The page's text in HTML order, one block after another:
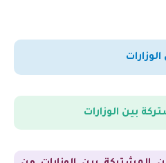
بين الوزارات